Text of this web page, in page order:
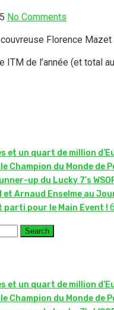
No Comments
couvreuse Florence
ITM de l’année (et total
et un quart de million
Champion du Monde de
up du Lucky 7’s
Arnaud Enselme au
parti pour le Main Event !
Search
et un quart de million
Champion du Monde de